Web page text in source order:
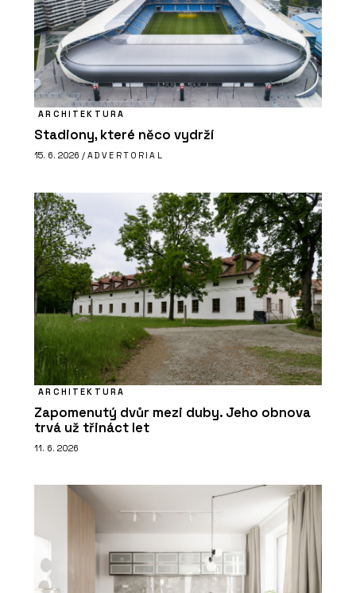
ARCHITEKTURA
Stadiony, které něco vydrží
15. 6. 2026 / ADVERTORIAL
ARCHITEKTURA
Zapomenutý dvůr mezi duby. Jeho obnova
trvá už třináct let
11. 6. 2026